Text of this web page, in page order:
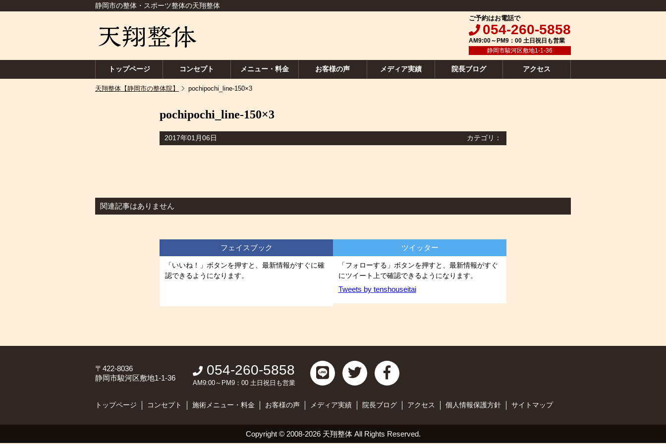
静岡市の整体・スポーツ整体の天翔整体
ご予約はお電話で
054-260-5858
AM9:00～PM9：00 土日祝日も営業
静岡市駿河区敷地1-1-36
トップページ コンセプト メニュー・料金 お客様の声 メディア実績 院長ブログ アクセス
天翔整体【静岡市の整体院】 pochipochi_line-150×3
pochipochi_line-150×3
2017年01月06日 カテゴリ：
関連記事はありません
フェイスブック
「いいね！」ボタンを押すと、最新情報がすぐに確
認できるようになります。
ツイッター
「フォローする」ボタンを押すと、最新情報がすぐ
にツイート上で確認できるようになります。
Tweets by tenshouseitai
〒422-8036
静岡市駿河区敷地1-1-36
054-260-5858
AM9:00～PM9：00 土日祝日も営業
トップページ コンセプト 施術メニュー・料金 お客様の声 メディア実績 院長ブログ アクセス 個人情報保護方針 サイトマップ
Copyright © 2008-2026 天翔整体All Rights Reserved.